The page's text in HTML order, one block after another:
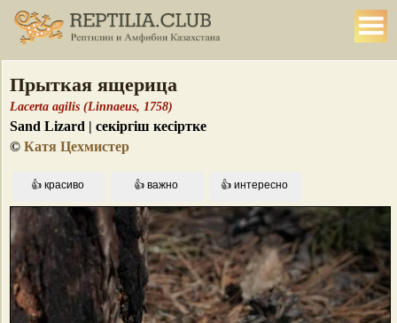
Прыткая ящерица
Lacerta agilis (Linnaeus, 1758)
Sand Lizard | секіргіш кесірткe
© Катя Цехмистер